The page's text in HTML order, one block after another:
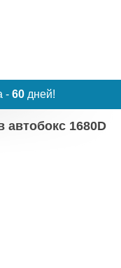
- 60 дней!
автобокс 1680D